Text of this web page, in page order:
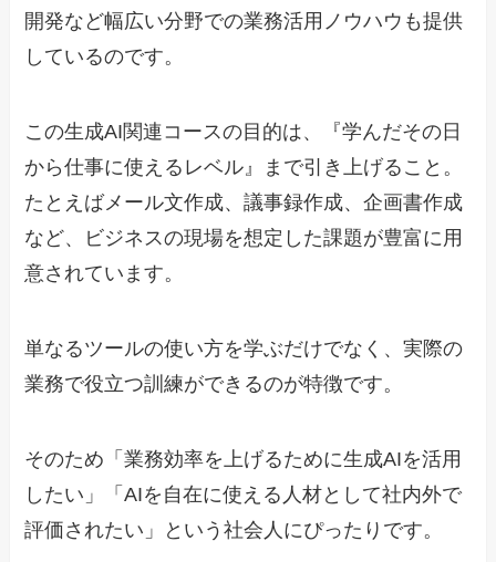
開発など幅広い分野での業務活用ノウハウも提供
しているのです。
この生成AI関連コースの目的は、『学んだその日
から仕事に使えるレベル』まで引き上げること。
たとえばメール文作成、議事録作成、企画書作成
など、ビジネスの現場を想定した課題が豊富に用
意されています。
単なるツールの使い方を学ぶだけでなく、実際の
業務で役立つ訓練ができるのが特徴です。
そのため「業務効率を上げるために生成AIを活用
したい」「AIを自在に使える人材として社内外で
評価されたい」という社会人にぴったりです。